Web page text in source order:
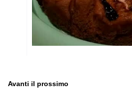
Avanti il ​​prossimo